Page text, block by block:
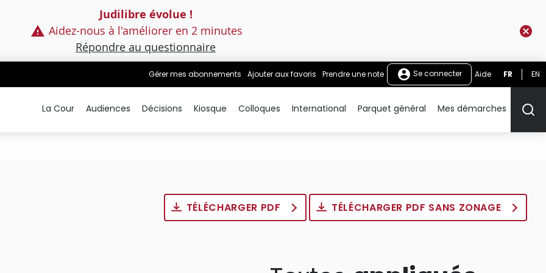
Judilibre évolue !
Aidez-nous à l'améliorer en 2 minutes
Répondre au questionnaire
Gérer mes abonnements Ajouter aux favoris Prendre une note Se connecter Aide FR EN
La Cour Audiences Décisions Kiosque Colloques International Parquet général Mes démarches
TÉLÉCHARGER PDF TÉLÉCHARGER PDF SANS ZONAGE